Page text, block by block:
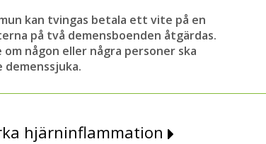
kan tvingas betala ett vite på en
på två demensboenden åtgärdas.
någon eller några personer ska
demenssjuka.
hjärninflammation